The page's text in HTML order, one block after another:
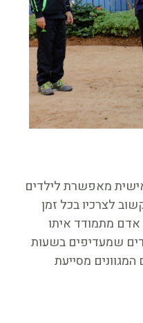
מאפשרת לילדים
לצרכיו בכל זמן
אדם מתמודד איתו
שמעדיפים בשעות
מסייעת